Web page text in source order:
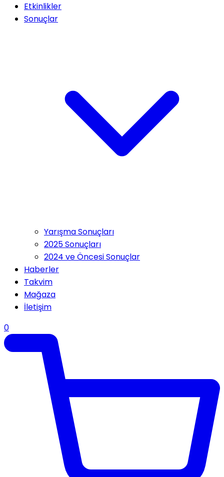
Etkinlikler
Sonuçlar
Yarışma Sonuçları
2025 Sonuçları
2024 ve Öncesi Sonuçlar
Haberler
Takvim
Mağaza
İletişim
0